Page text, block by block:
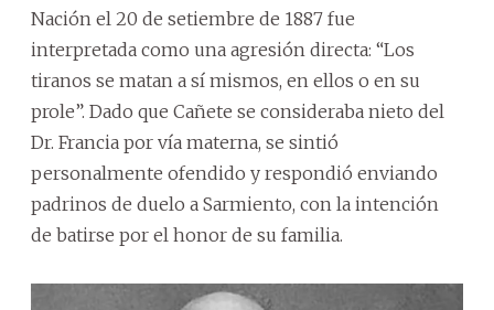
Nación el 20 de setiembre de 1887 fue
interpretada como una agresión directa: “Los
tiranos se matan a sí mismos, en ellos o en su
prole”. Dado que Cañete se consideraba nieto del
Dr. Francia por vía materna, se sintió
personalmente ofendido y respondió enviando
padrinos de duelo a Sarmiento, con la intención
de batirse por el honor de su familia.